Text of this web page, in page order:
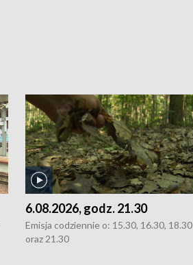
6.08.2026, godz. 21.30
Emisja codziennie o: 15.30, 16.30, 18.30
oraz 21.30